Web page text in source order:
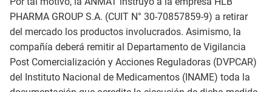
PHARMA GROUP S.A. (CUIT N° 30-70857859-9) a retirar
del mercado los productos involucrados. Asimismo, la
compañía deberá remitir al Departamento de Vigilancia
Post Comercialización y Acciones Reguladoras (DVPCAR)
del Instituto Nacional de Medicamentos (INAME) toda la